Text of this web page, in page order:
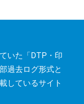
いた「DTP・印
過去ログ形式と
しているサイト